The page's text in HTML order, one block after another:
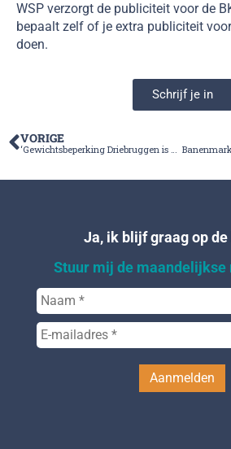
WSP verzorgt de publiciteit voor de
bepaalt zelf of je extra publiciteit
doen.
Schrijf je in
VORIGE
‘Gewichtsbeperking Driebruggen is nekslag voor bedrijven’
Ja, ik blijf graag op de
Stuur mij de maandelijkse